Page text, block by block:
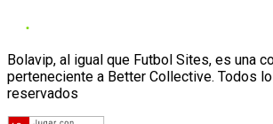
Bolavip, al igual que Futbol Sites, es una
perteneciente a Better Collective. Todos
reservados